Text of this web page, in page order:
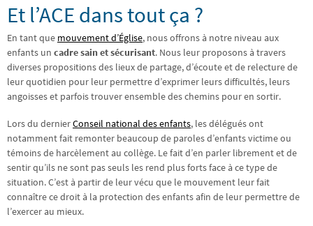
Et l’ACE dans tout ça ?
En tant que mouvement d’Église, nous offrons à notre niveau aux
enfants un cadre sain et sécurisant. Nous leur proposons à travers
diverses propositions des lieux de partage, d’écoute et de relecture de
leur quotidien pour leur permettre d’exprimer leurs difficultés, leurs
angoisses et parfois trouver ensemble des chemins pour en sortir.
Lors du dernierConseil national des enfants, les délégués ont
notamment fait remonter beaucoup de paroles d’enfants victime ou
témoins de harcèlement au collège. Le fait d’en parler librement et de
sentir qu’ils ne sont pas seuls les rend plus forts face à ce type de
situation. C’est à partir de leur vécu que le mouvement leur fait
connaître ce droit à la protection des enfants afin de leur permettre de
l’exercer au mieux.